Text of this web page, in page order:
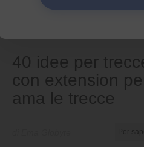
40 idee per
con extension
ama le trecce